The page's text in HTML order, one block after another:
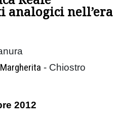
analogici nell’era
- Chiostro
2012